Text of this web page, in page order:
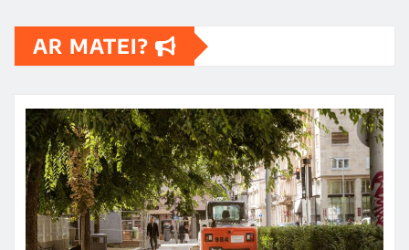
AR MATEI?